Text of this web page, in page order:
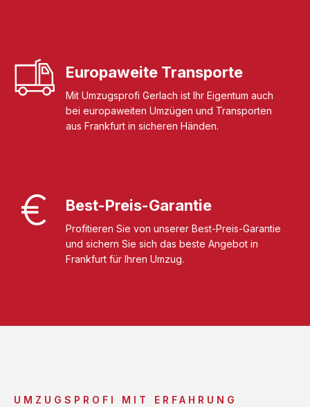
Europaweite Transporte
Mit Umzugsprofi Gerlach ist Ihr Eigentum auch
bei europaweiten Umzügen und Transporten
aus Frankfurt in sicheren Händen.
Best-Preis-Garantie
Profitieren Sie von unserer Best-Preis-Garantie
und sichern Sie sich das beste Angebot in
Frankfurt für Ihren Umzug.
UMZUGSPROFI MIT ERFAHRUNG